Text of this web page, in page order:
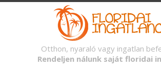
Otthon, nyaraló vagy ingatlan
Rendeljen nálunk saját floridai